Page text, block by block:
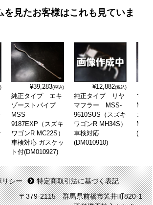
を見たお客様はこれも見ていま
¥39,283(税込)
純正タイプ エキ
ゾーストパイプ
MSS-
9187EXP（スズキ
ワゴンR MC22S）
車検対応 ガスケッ
ト付(DM010927)
¥12,882(税込)
純正タイプ リヤ
マフラー MSS-
9610SUS（スズキ
ワゴンR MH34S）
車検対応
(DM010910)
マフ
ズキ
リシー
特定商取引法に基づく表記
〒379-2115 群馬県前橋市笂井町820-1